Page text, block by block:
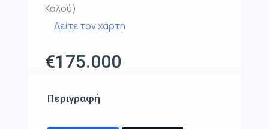
Καλού)
Δείτε τον χάρτη
€175.000
Περιγραφή